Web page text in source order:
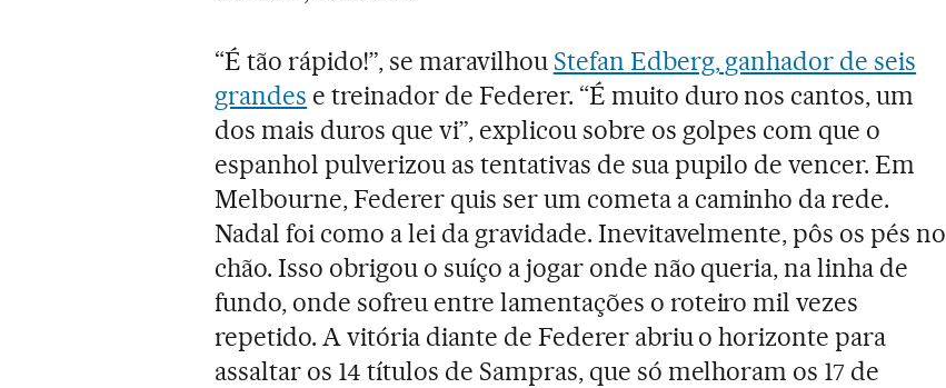
“É tão rápido!”, se maravilhou Stefan Edberg, ganhador de seis
grandes e treinador de Federer. “É muito duro nos cantos, um
dos mais duros que vi”, explicou sobre os golpes com que o
espanhol pulverizou as tentativas de sua pupilo de vencer. Em
Melbourne, Federer quis ser um cometa a caminho da rede.
Nadal foi como a lei da gravidade. Inevitavelmente, pôs os pés no
chão. Isso obrigou o suíço a jogar onde não queria, na linha de
fundo, onde sofreu entre lamentações o roteiro mil vezes
repetido. A vitória diante de Federer abriu o horizonte para
assaltar os 14 títulos de Sampras, que só melhoram os 17 de